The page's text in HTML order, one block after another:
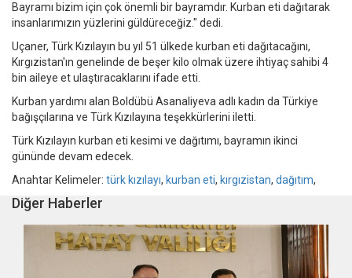
Bayramı bizim için çok önemli bir bayramdır. Kurban eti dağıtarak
insanlarımızın yüzlerini güldüreceğiz." dedi.
Uçaner, Türk Kızılayın bu yıl 51 ülkede kurban eti dağıtacağını,
Kırgızistan'ın genelinde de beşer kilo olmak üzere ihtiyaç sahibi 4
bin aileye et ulaştıracaklarını ifade etti.
Kurban yardımı alan Boldübü Asanaliyeva adlı kadın da Türkiye
bağışçılarına ve Türk Kızılayına teşekkürlerini iletti.
Türk Kızılayın kurban eti kesimi ve dağıtımı, bayramın ikinci
gününde devam edecek.
Anahtar Kelimeler: türk kızılayı, kurban eti, kırgızistan, dağıtım,
Diğer Haberler